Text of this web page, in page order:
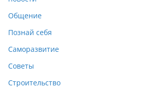
Общение
Познай себя
Саморазвитие
Советы
Строительство